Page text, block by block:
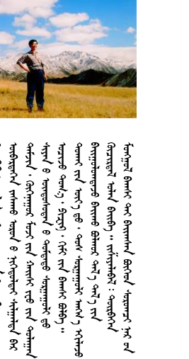
                                                       